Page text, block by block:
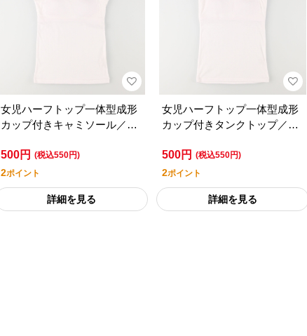
女児ハーフトップ一体型成形
カップ付きキャミソール／セ
ル
500円 (税込550円)
2ポイント
詳細を見る
女児ハーフトップ一体型成形
カップ付きタンクトップ／セ
ル
500円 (税込550円)
2ポイント
詳細を見る